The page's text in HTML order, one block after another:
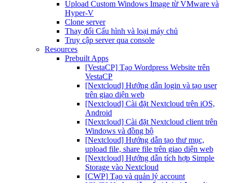
Upload Custom Windows Image từ VMware và
Hyper-V
Clone server
Thay đổi Cấu hình và loại máy chủ
Truy cập server qua console
Resources
Prebuilt Apps
[VestaCP] Tạo Wordpress Website trên
VestaCP
[Nextcloud] Hướng dẫn login và tạo user
trên giao diện web
[Nextcloud] Cài đặt Nextcloud trên iOS,
Android
[Nextcloud] Cài đặt Nextcloud client trên
Windows và đồng bộ
[Nextcloud] Hướng dẫn tạo thư mục,
upload file, share file trên giao diện web
[Nextcloud] Hướng dẫn tích hợp Simple
Storage vào Nextcloud
[CWP] Tạo và quản lý account